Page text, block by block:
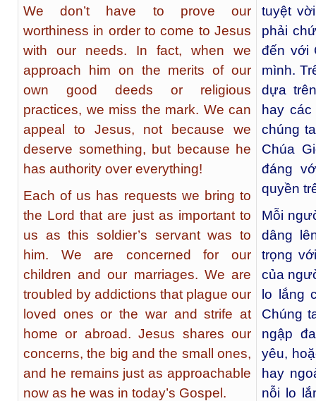
We don’t have to prove our
worthiness in order to come to Jesus
with our needs. In fact, when we
approach him on the merits of our
own good deeds or religious
practices, we miss the mark. We can
appeal to Jesus, not because we
deserve something, but because he
has authority over everything!
Each of us has requests we bring to
the Lord that are just as important to
us as this soldier’s servant was to
him. We are concerned for our
children and our marriages. We are
troubled by addictions that plague our
loved ones or the war and strife at
home or abroad. Jesus shares our
concerns, the big and the small ones,
and he remains just as approachable
now as he was in today’s Gospel.
tuyệt
phải
đến với
mình.
dựa
hay
chúng
Chúa
đáng
quyền
Mỗi
dâng
trọng
của
lo lắng
Chúng
ngập
yêu,
hay
nỗi lo